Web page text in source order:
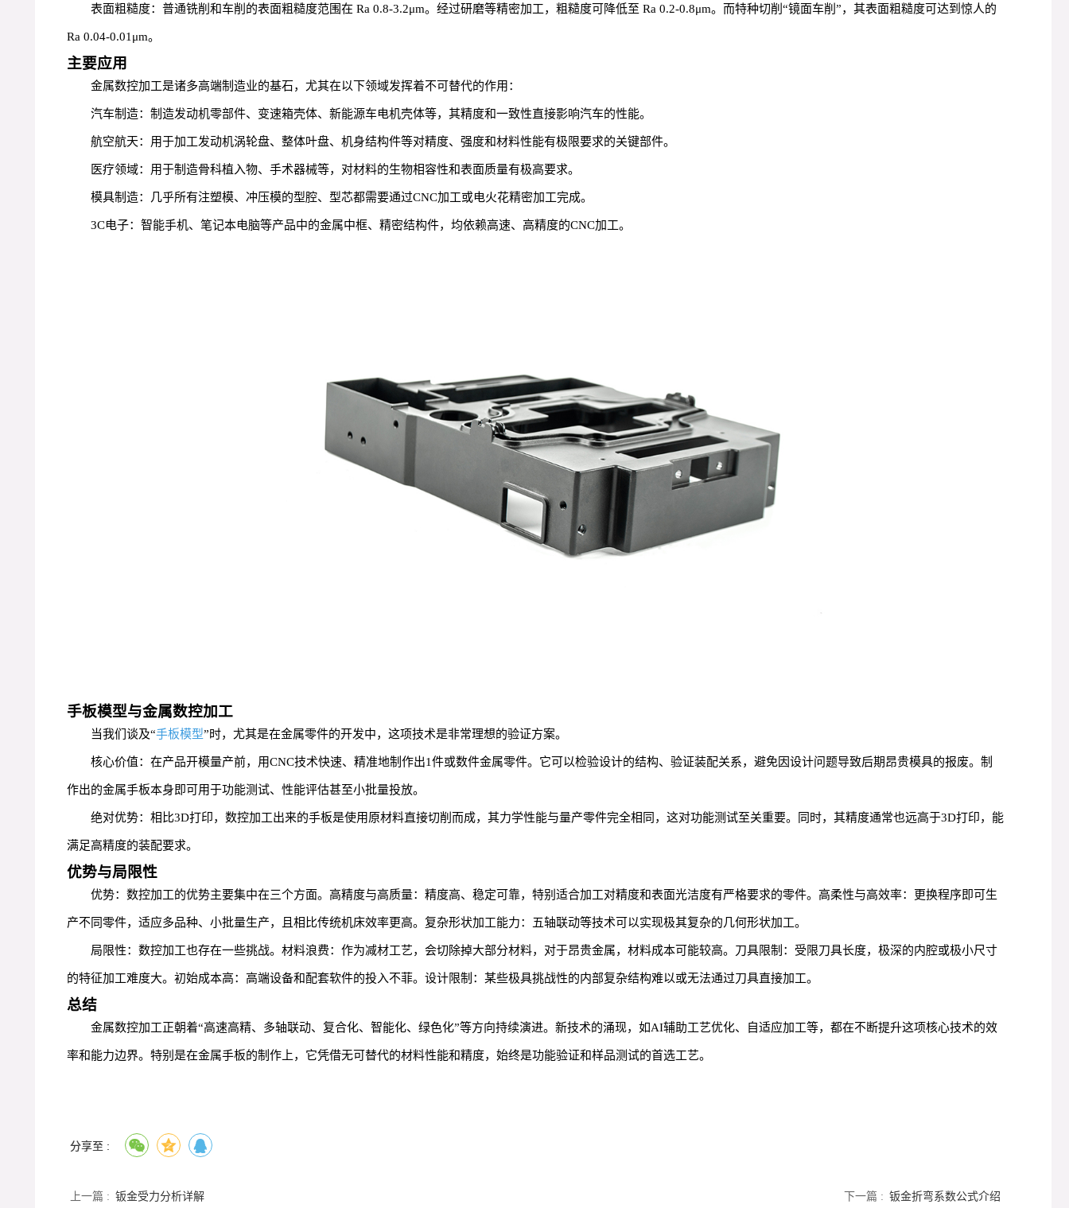
表面粗糙度：普通铣削和车削的表面粗糙度范围在 Ra 0.8-3.2μm。经过研磨等精密加工，粗糙度可降低至 Ra 0.2-0.8μm。而特种切削“镜面车削”，其表面粗糙度可达到惊人的
Ra 0.04-0.01μm。
主要应用
金属数控加工是诸多高端制造业的基石，尤其在以下领域发挥着不可替代的作用：
汽车制造：制造发动机零部件、变速箱壳体、新能源车电机壳体等，其精度和一致性直接影响汽车的性能。
航空航天：用于加工发动机涡轮盘、整体叶盘、机身结构件等对精度、强度和材料性能有极限要求的关键部件。
医疗领域：用于制造骨科植入物、手术器械等，对材料的生物相容性和表面质量有极高要求。
模具制造：几乎所有注塑模、冲压模的型腔、型芯都需要通过CNC加工或电火花精密加工完成。
3C电子：智能手机、笔记本电脑等产品中的金属中框、精密结构件，均依赖高速、高精度的CNC加工。
手板模型与金属数控加工
当我们谈及“手板模型”时，尤其是在金属零件的开发中，这项技术是非常理想的验证方案。
核心价值：在产品开模量产前，用CNC技术快速、精准地制作出1件或数件金属零件。它可以检验设计的结构、验证装配关系，避免因设计问题导致后期昂贵模具的报废。制
作出的金属手板本身即可用于功能测试、性能评估甚至小批量投放。
绝对优势：相比3D打印，数控加工出来的手板是使用原材料直接切削而成，其力学性能与量产零件完全相同，这对功能测试至关重要。同时，其精度通常也远高于3D打印，能
满足高精度的装配要求。
优势与局限性
优势：数控加工的优势主要集中在三个方面。高精度与高质量：精度高、稳定可靠，特别适合加工对精度和表面光洁度有严格要求的零件。高柔性与高效率：更换程序即可生
产不同零件，适应多品种、小批量生产，且相比传统机床效率更高。复杂形状加工能力：五轴联动等技术可以实现极其复杂的几何形状加工。
局限性：数控加工也存在一些挑战。材料浪费：作为减材工艺，会切除掉大部分材料，对于昂贵金属，材料成本可能较高。刀具限制：受限刀具长度，极深的内腔或极小尺寸
的特征加工难度大。初始成本高：高端设备和配套软件的投入不菲。设计限制：某些极具挑战性的内部复杂结构难以或无法通过刀具直接加工。
总结
金属数控加工正朝着“高速高精、多轴联动、复合化、智能化、绿色化”等方向持续演进。新技术的涌现，如AI辅助工艺优化、自适应加工等，都在不断提升这项核心技术的效
率和能力边界。特别是在金属手板的制作上，它凭借无可替代的材料性能和精度，始终是功能验证和样品测试的首选工艺。
分享至 :
上一篇 : 钣金受力分析详解 下一篇 : 钣金折弯系数公式介绍